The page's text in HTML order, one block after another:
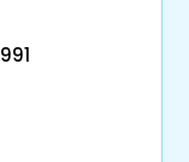
1991